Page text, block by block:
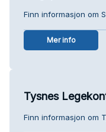
Finn informasjon om
Mer info
Tysnes
Finn informasjon om